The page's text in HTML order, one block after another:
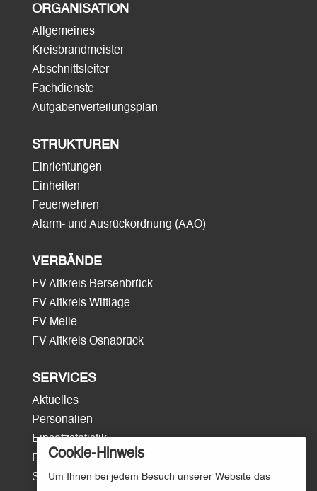
ORGANISATION
Allgemeines
Kreisbrandmeister
Abschnittsleiter
Fachdienste
Aufgabenverteilungsplan
STRUKTUREN
Einrichtungen
Einheiten
Feuerwehren
Alarm- und Ausrückordnung (AAO)
VERBÄNDE
FV Altkreis Bersenbrück
FV Altkreis Wittlage
FV Melle
FV Altkreis Osnabrück
SERVICES
Aktuelles
Personalien
Einsatzstatistik
Download
Surftipps
Cookie-Hinweis
Um Ihnen bei jedem Besuch unserer Website das